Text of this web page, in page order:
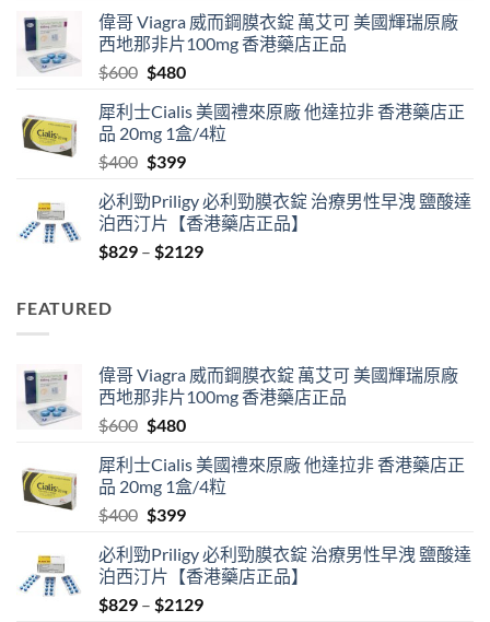
$529
through
偉哥 Viagra 威而鋼膜衣錠 萬艾可 美國輝瑞原廠
西地那非片100mg 香港藥店正品
$600 Original
was:
$600.
$480Current
is:
$480.
犀利士Cialis 美國禮來原廠 他達拉非 香港藥店正
品 20mg 1盒/4粒
$400 Original
was:
$400.
$399Current
is:
$399.
必利勁Priligy 必利勁膜衣錠 治療男性早洩 鹽酸達
泊西汀片【香港藥店正品】
$829 – $2129Price
FEATURED
偉哥 Viagra 威而鋼膜衣錠 萬艾可 美國輝瑞原廠
西地那非片100mg 香港藥店正品
$600 Original
was:
$600.
$480Current
is:
$480.
犀利士Cialis 美國禮來原廠 他達拉非 香港藥店正
品 20mg 1盒/4粒
$400 Original
was:
$400.
$399Current
is:
$399.
必利勁Priligy 必利勁膜衣錠 治療男性早洩 鹽酸達
泊西汀片【香港藥店正品】
$829 – $2129Price